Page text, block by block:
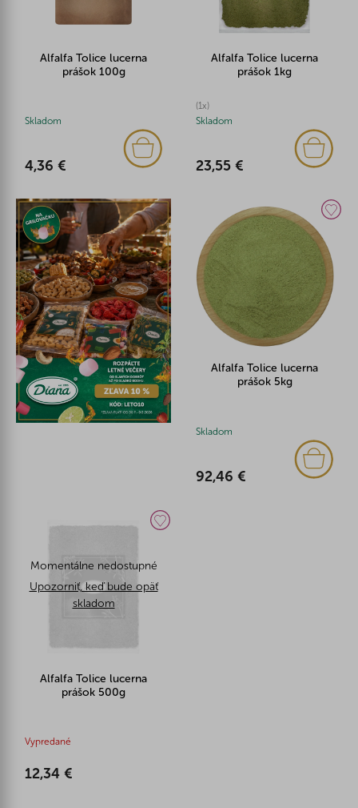
Alfalfa Tolice lucerna
prášok 100g
Skladom
4,36 €
Alfalfa Tolice lucerna
prášok 1kg
(1x)
Skladom
23,55 €
Alfalfa Tolice lucerna
prášok 5kg
Skladom
92,46 €
Momentálne nedostupné
Upozorniť, keď bude opäť
skladom
Alfalfa Tolice lucerna
prášok 500g
Vypredané
12,34 €